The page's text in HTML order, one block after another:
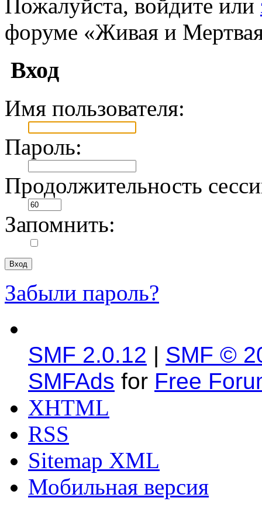
Пожалуйста, войдите или
форуме «Живая и
Вход
Имя пользователя:
Пароль:
Продолжительность
Запомнить:
Забыли пароль?
SMF 2.0.12 | SMF ©
SMFAds for Free
XHTML
RSS
Sitemap XML
Мобильная версия